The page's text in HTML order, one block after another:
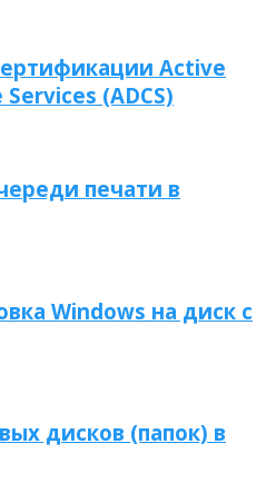
Active
(ADCS)
печати в
Windows на диск с
дисков (папок) в